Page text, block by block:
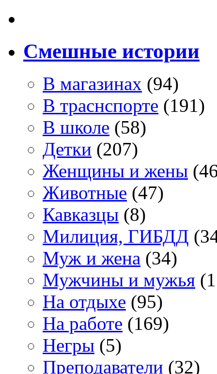
Смешные истории
В магазинах (94)
В траснспорте (191)
В школе (58)
Детки (207)
Женщины и жены
Животные (47)
Кавказцы (8)
Милиция, ГИБДД
Муж и жена (34)
Мужчины и мужья
На отдыхе (95)
На работе (169)
Негры (5)
Преподаватели (32)